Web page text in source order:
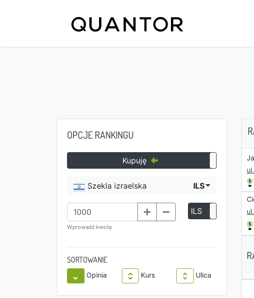
OPCJE RANKINGU
Kupuję
Szekla izraelska ILS
Wprowadź kwotę
ILS
SORTOWANIE
Opinia Kurs Ulica